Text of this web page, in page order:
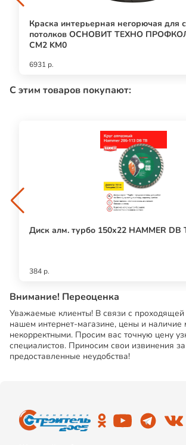
Краска интерьерная негорючая для
потолков ОСНОВИТ ТЕХНО
CM2 KM0
6931 р.
С этим товаров покупают:
Диск алм. турбо 150х22 HAMMER DB
384 р.
Внимание! Переоценка
Уважаемые клиенты! В связи с проходящей
нашем интернет-магазине, цены и наличие
некорректными. Просим вас точную цену
специалистов. Приносим свои извинения за
предоставленные неудобства!